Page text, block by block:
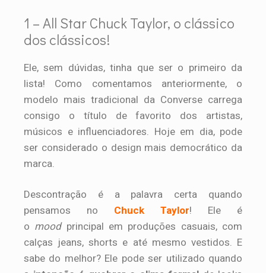
1 – All Star Chuck Taylor, o clássico
dos clássicos!
Ele, sem dúvidas, tinha que ser o primeiro da
lista! Como comentamos anteriormente, o
modelo mais tradicional da Converse carrega
consigo o título de favorito dos artistas,
músicos e influenciadores. Hoje em dia, pode
ser considerado o design mais democrático da
marca.
Descontração é a palavra certa quando
pensamos no Chuck Taylor! Ele é
o moodprincipal em produções casuais, com
calças jeans, shorts e até mesmo vestidos. E
sabe do melhor? Ele pode ser utilizado quando